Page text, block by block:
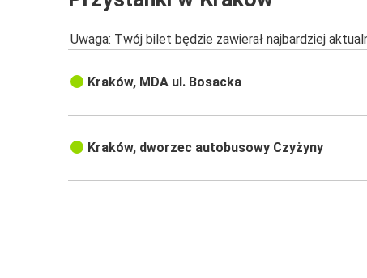
Uwaga: Twój bilet będzie zawierał najbardziej
Kraków, MDA ul. Bosacka
Kraków, dworzec autobusowy Czyżyny